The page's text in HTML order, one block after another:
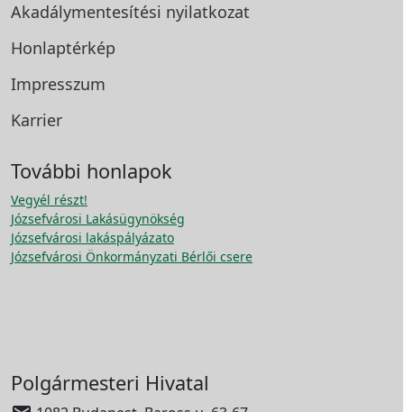
Akadálymentesítési nyilatkozat
Honlaptérkép
Impresszum
Karrier
További honlapok
Vegyél részt!
Józsefvárosi Lakásügynökség
Józsefvárosi lakáspályázato
Józsefvárosi Önkormányzati Bérlői csere
Polgármesteri Hivatal